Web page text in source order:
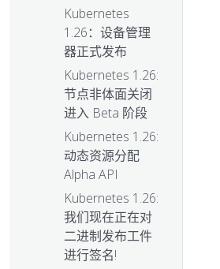
Kubernetes
1.26：设备管理
器正式发布
Kubernetes 1.26:
节点非体面关闭
进入 Beta 阶段
Kubernetes 1.26:
动态资源分配
Alpha API
Kubernetes 1.26:
我们现在正在对
二进制发布工件
进行签名!